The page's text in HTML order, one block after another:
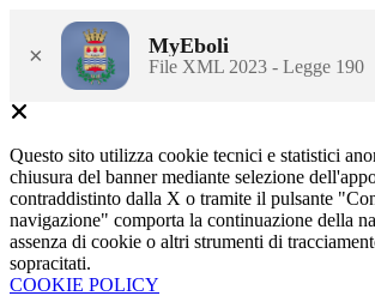
× MyEboli
File XML 2023 - Legge 190
Questo sito utilizza cookie tecnici e statistici
chiusura del banner mediante selezione
contraddistinto dalla X o tramite il pulsante
navigazione" comporta la continuazione della
assenza di cookie o altri strumenti di
sopracitati.
COOKIE POLICY